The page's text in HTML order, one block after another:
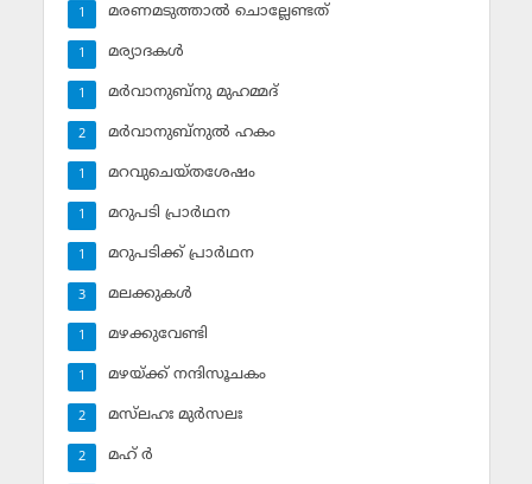
മരണമടുത്താല്‍ ചൊല്ലേണ്ടത്
1
മര്യാദകള്‍
1
മര്‍വാനുബ്‌നു മുഹമ്മദ്
1
മര്‍വാനുബ്‌നുല്‍ ഹകം
2
മറവുചെയ്തശേഷം
1
മറുപടി പ്രാര്‍ഥന
1
മറുപടിക്ക് പ്രാര്‍ഥന
1
മലക്കുകള്‍
3
മഴക്കുവേണ്ടി
1
മഴയ്ക്ക് നന്ദിസൂചകം
1
മസ്‌ലഹഃ മുര്‍സലഃ
2
മഹ് ര്‍
2